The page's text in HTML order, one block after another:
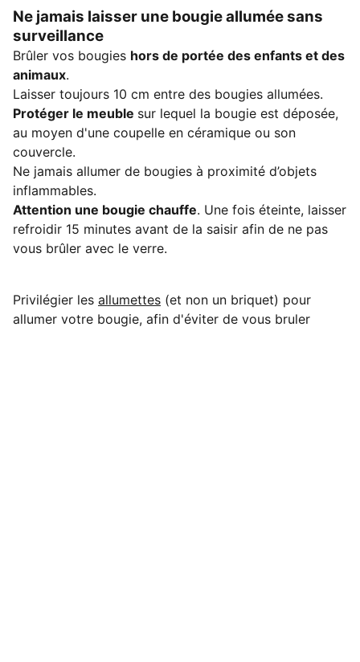
Ne jamais laisser une bougie allumée sans
surveillance
Brûler vos bougies hors de portée des enfants et des
animaux.
Laisser toujours 10 cm entre des bougies allumées.
Protéger le meuble sur lequel la bougie est déposée,
au moyen d'une coupelle en céramique ou son
couvercle.
Ne jamais allumer de bougies à proximité d’objets
inflammables.
Attention une bougie chauffe. Une fois éteinte, laisser
refroidir 15 minutes avant de la saisir afin de ne pas
vous brûler avec le verre.
Privilégier les allumettes (et non un briquet) pour
allumer votre bougie, afin d'éviter de vous bruler